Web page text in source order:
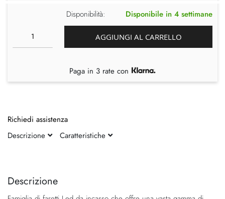
fine
della
Descrizione
Disponibilità: Disponibile in 4 settimane
AGGIUNGI AL CARRELLO
Paga in 3 rate con
Richiedi assistenza
Descrizione
Caratteristiche